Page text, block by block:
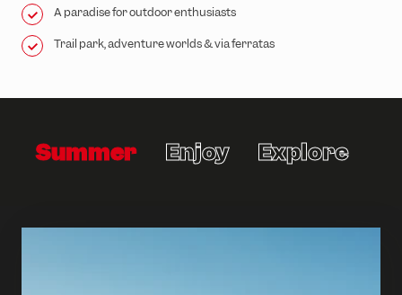
A paradise for outdoor enthusiasts
Trail park, adventure worlds & via ferratas
Summer Enjoy Explore